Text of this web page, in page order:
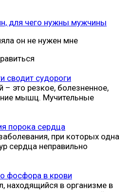
для чего нужны мужчины
он не нужен мне
сводит судороги
– это резкое, болезненное,
мышц. Мучительные
порока сердца
при которых одна
сердца неправильно
фосфора в крови
находящийся в организме в